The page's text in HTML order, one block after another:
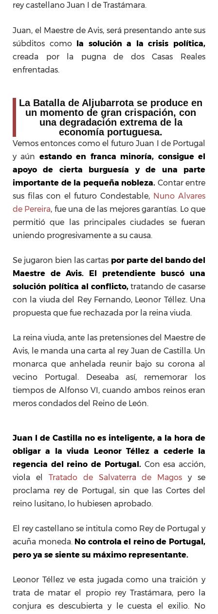
rey castellano Juan I de Trastámara.
Juan, el Maestre de Avis, será presentando ante sus
súbditos como
la solución a la crisis política,
creada por la pugna de dos Casas Reales
enfrentadas.
La Batalla de Aljubarrota se produce en
un momento de gran crispación, con
una degradación extrema de la
economía portuguesa.
Vemos entonces como el futuro Juan I de Portugal
y aún estando en franca minoría, consigue el
apoyo de cierta burguesía y de una parte
importante de la pequeña nobleza. Contar entre
sus filas con el futuro Condestable, Nuno Alvares
de Pereira, fue una de las mejores garantías. Lo que
permitió que las principales ciudades se fueran
uniendo progresivamente a su causa.
Se jugaron bien las cartas por parte del bando del
Maestre de Avis. El pretendiente buscó una
solución política al conflicto,tratando de casarse
con la viuda del Rey Fernando, Leonor Téllez. Una
propuesta que fue rechazada por la reina viuda.
La reina viuda, ante las pretensiones del Maestre de
Avis, le manda una carta al rey Juan de Castilla. Un
monarca que anhelada reunir bajo su corona al
vecino Portugal. Deseaba así, rememorar los
tiempos de Alfonso VI, cuando ambos reinos eran
meros condados del Reino de León.
Juan I de Castilla no es inteligente, a la hora de
obligar a la viuda Leonor Téllez a cederle la
regencia del reino de Portugal.Con esa acción,
viola el Tratado de Salvaterra de Magos y se
proclama rey de Portugal, sin que las Cortes del
reino lusitano, lo hubiesen aprobado.
El rey castellano se intitula como Rey de Portugal y
acuña moneda. No controla el reino de Portugal,
pero ya se siente su máximo representante.
Leonor Téllez ve esta jugada como una traición y
trata de matar el propio rey Trastámara, pero la
conjura es descubierta y le cuesta el exilio. No